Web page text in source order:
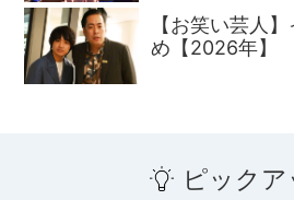
【お笑い芸人
め【2026年】
ピック